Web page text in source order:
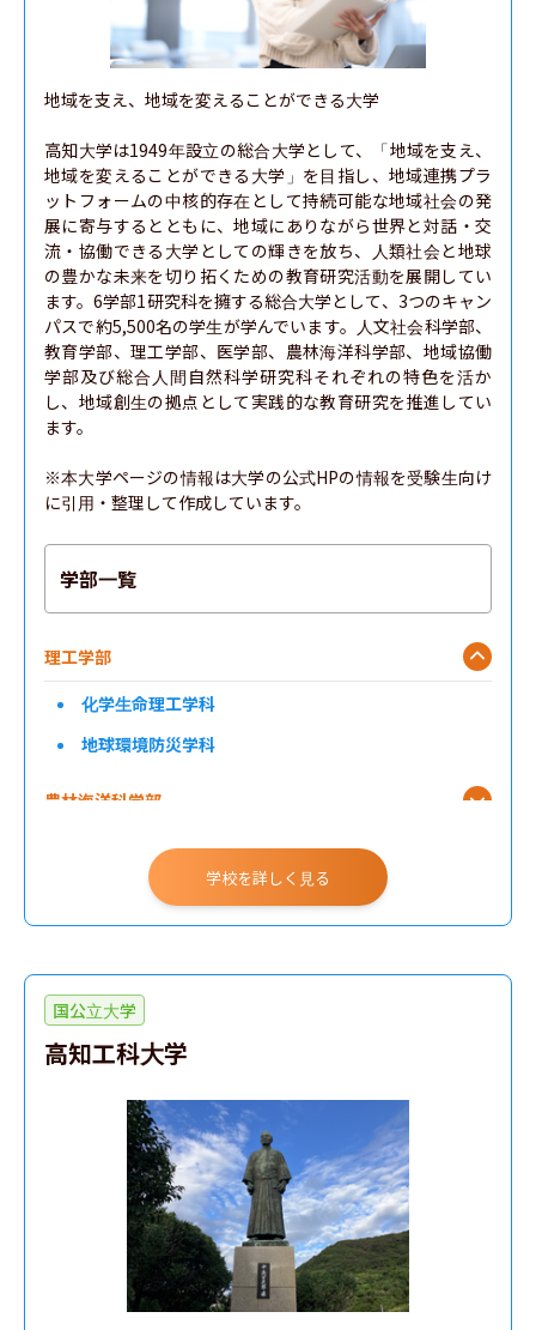
地域を支え、地域を変えることができる大学
高知大学は1949年設立の総合大学として、「地域を支え、
地域を変えることができる大学」を目指し、地域連携プラ
ットフォームの中核的存在として持続可能な地域社会の発
展に寄与するとともに、地域にありながら世界と対話・交
流・協働できる大学としての輝きを放ち、人類社会と地球
の豊かな未来を切り拓くための教育研究活動を展開してい
ます。6学部1研究科を擁する総合大学として、3つのキャン
パスで約5,500名の学生が学んでいます。人文社会科学部、
教育学部、理工学部、医学部、農林海洋科学部、地域協働
学部及び総合人間自然科学研究科それぞれの特色を活か
し、地域創生の拠点として実践的な教育研究を推進してい
ます。
※本大学ページの情報は大学の公式HPの情報を受験生向け
に引用・整理して作成しています。
学部一覧
理工学部
化学生命理工学科
地球環境防災学科
農林海洋科学部
学校を詳しく見る
国公立大学
高知工科大学